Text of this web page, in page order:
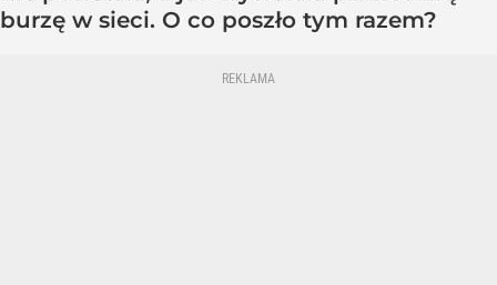
burzę w sieci. O co poszło tym razem?